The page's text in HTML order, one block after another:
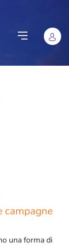
campagne
una forma di